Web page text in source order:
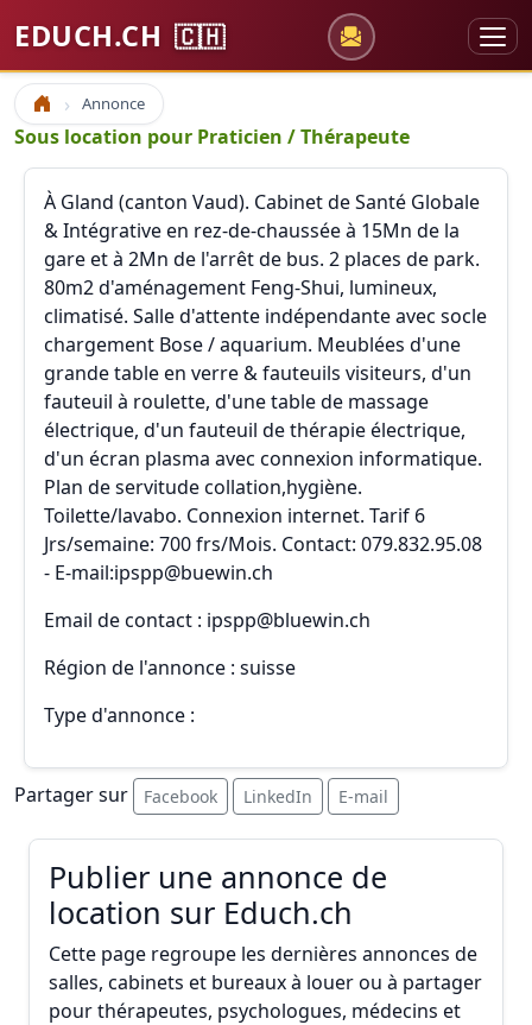
EDUCH.CH 🇨🇭
Accueil Annonce
Sous location pour Praticien / Thérapeute
À Gland (canton Vaud). Cabinet de Santé Globale
& Intégrative en rez-de-chaussée à 15Mn de la
gare et à 2Mn de l'arrêt de bus. 2 places de park.
80m2 d'aménagement Feng-Shui, lumineux,
climatisé. Salle d'attente indépendante avec socle
chargement Bose / aquarium. Meublées d'une
grande table en verre & fauteuils visiteurs, d'un
fauteuil à roulette, d'une table de massage
électrique, d'un fauteuil de thérapie électrique,
d'un écran plasma avec connexion informatique.
Plan de servitude collation,hygiène.
Toilette/lavabo. Connexion internet. Tarif 6
Jrs/semaine: 700 frs/Mois. Contact: 079.832.95.08
- E-mail:ipspp@buewin.ch
Email de contact : ipspp@bluewin.ch
Région de l'annonce : suisse
Type d'annonce :
Partager sur Facebook LinkedIn E-mail
Publier une annonce de
location sur Educh.ch
Cette page regroupe les dernières annonces de
salles, cabinets et bureaux à louer ou à partager
pour thérapeutes, psychologues, médecins et